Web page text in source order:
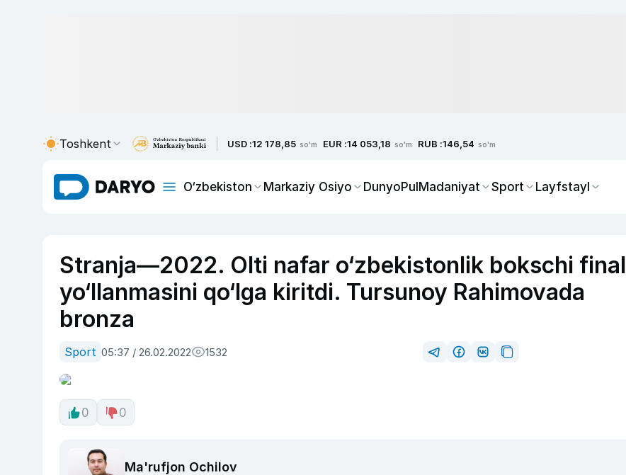
Toshkent USD :12 178,85 so'm EUR :14 053,18 so'm RUB :146,54 so'm
O‘zbekiston Markaziy Osiyo DunyoPulMadaniyat Sport Layfstayl
Stranja—2022. Olti nafar o‘zbekistonlik bokschi final
yo‘llanmasini qo‘lga kiritdi. Tursunoy Rahimovada
bronza
Sport 05:37 / 26.02.2022 1532
0 0
Ma'rufjon Ochilov